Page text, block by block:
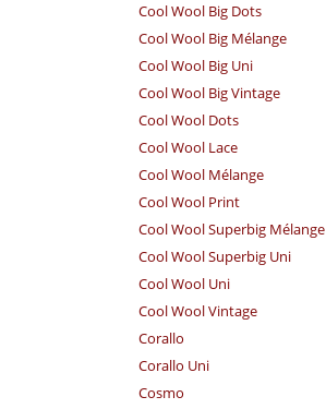
Cool Wool Big Dots
Cool Wool Big Mélange
Cool Wool Big Uni
Cool Wool Big Vintage
Cool Wool Dots
Cool Wool Lace
Cool Wool Mélange
Cool Wool Print
Cool Wool Superbig Mélange
Cool Wool Superbig Uni
Cool Wool Uni
Cool Wool Vintage
Corallo
Corallo Uni
Cosmo